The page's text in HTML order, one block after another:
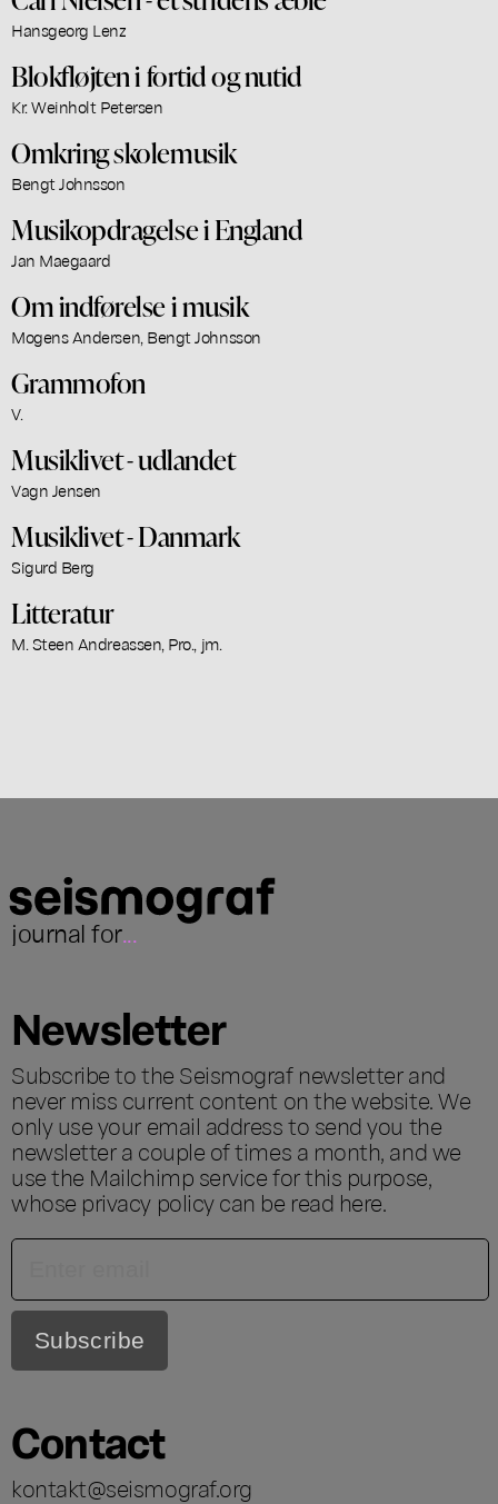
Hansgeorg Lenz
Blokfløjten i fortid og nutid
Kr. Weinholt Petersen
Omkring skolemusik
Bengt Johnsson
Musikopdragelse i England
Jan Maegaard
Om indførelse i musik
Mogens Andersen, Bengt Johnsson
Grammofon
V.
Musiklivet - udlandet
Vagn Jensen
Musiklivet - Danmark
Sigurd Berg
Litteratur
M. Steen Andreassen, Pro., jm.
journal for...
Newsletter
Subscribe to the Seismograf newsletter and
never miss current content on the website. We
only use your email address to send you the
newsletter a couple of times a month, and we
use the Mailchimp service for this purpose,
whose privacy policy can be read here.
Contact
kontakt@seismograf.org